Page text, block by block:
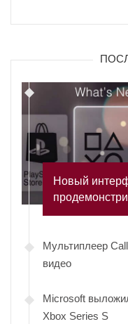
Новый
Мультиплеер
видео
Microsoft
Xbox Series S